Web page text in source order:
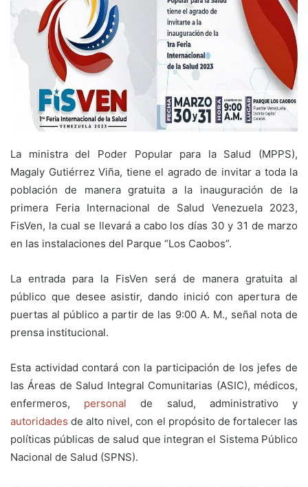
La ministra del Poder Popular para la Salud (MPPS),
Magaly Gutiérrez Viña, tiene el agrado de invitar a toda la
población de manera gratuita a la inauguración de la
primera Feria Internacional de Salud Venezuela 2023,
FisVen, la cual se llevará a cabo los días 30 y 31 de marzo
en las instalaciones del Parque “Los Caobos”.
La entrada para la FisVen será de manera gratuita al
público que desee asistir, dando inició con apertura de
puertas al público a partir de las 9:00 A. M., señal nota de
prensa institucional.
Esta actividad contará con la participación de los jefes de
las Áreas de Salud Integral Comunitarias (ASIC), médicos,
enfermeros, personal de salud, administrativo y
autoridades de alto nivel, con el propósito de fortalecer las
políticas públicas de salud que integran el Sistema Público
Nacional de Salud (SPNS).